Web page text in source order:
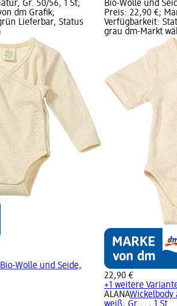
Gr. 50/56, 1 St;
dm Grafik;
Lieferbar, Status
Wolle und Seide,
Bio-Wolle und
Preis: 22,90 €;
Verfügbarkeit:
grau dm-Markt
22,90 €
+1 weitere
ALANAWickelbody